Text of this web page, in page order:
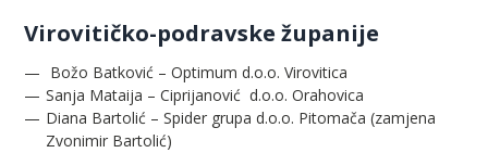
Virovitičko-podravske županije
Božo Batković – Optimum d.o.o. Virovitica
Sanja Mataija – Ciprijanović d.o.o. Orahovica
Diana Bartolić – Spider grupa d.o.o. Pitomača (zamjena
Zvonimir Bartolić)